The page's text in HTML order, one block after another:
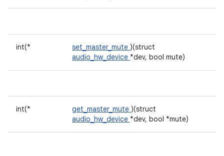
int(* set_master_mute )(struct
audio_hw_device *dev, bool mute)
int(* get_master_mute )(struct
audio_hw_device *dev, bool *mute)